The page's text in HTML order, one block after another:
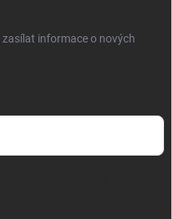
informace o nových